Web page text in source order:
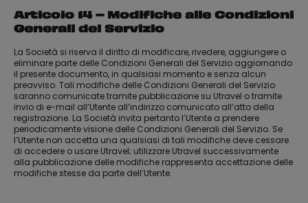
Articolo 14 – Modifiche alle Condizioni
Generali del Servizio
La Società si riserva il diritto di modificare, rivedere, aggiungere o
eliminare parte delle Condizioni Generali del Servizio aggiornando
il presente documento, in qualsiasi momento e senza alcun
preavviso. Tali modifiche delle Condizioni Generali del Servizio
saranno comunicate tramite pubblicazione su Utravel o tramite
invio di e-mail all’Utente all’indirizzo comunicato all’atto della
registrazione. La Società invita pertanto l’Utente a prendere
periodicamente visione delle Condizioni Generali del Servizio. Se
l’Utente non accetta una qualsiasi di tali modifiche deve cessare
di accedere o usare Utravel; utilizzare Utravel successivamente
alla pubblicazione delle modifiche rappresenta accettazione delle
modifiche stesse da parte dell’Utente.